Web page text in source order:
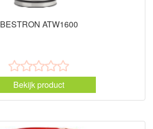
BESTRON ATW1600
Bekijk product